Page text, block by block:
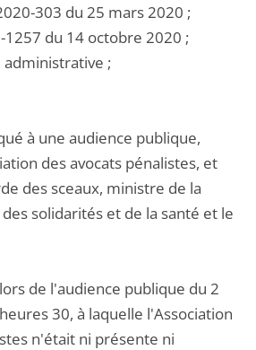
303 du 25 mars 2020 ;
1257 du 14 octobre 2020 ;
administrative ;
à une audience publique,
des avocats pénalistes, et
des sceaux, ministre de la
solidarités et de la santé et le
de l'audience publique du 2
30, à laquelle l'Association
n'était ni présente ni